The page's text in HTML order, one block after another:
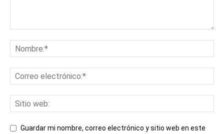
Guardar mi nombre, correo electrónico y sitio web en este